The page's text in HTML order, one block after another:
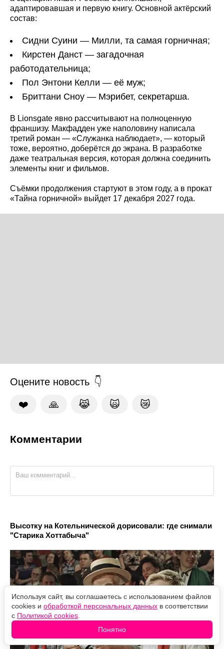
адаптировавшая и первую книгу. Основной актёрский
состав:
Сидни Суини — Милли, та самая горничная;
Кирстен Данст — загадочная
работодательница;
Пол Энтони Келли — её муж;
Бриттани Сноу — Мэрибет, секретарша.
В Lionsgate явно рассчитывают на полноценную
франшизу. Макфадден уже наполовину написала
третий роман — «Служанка наблюдает», — который
тоже, вероятно, доберётся до экрана. В разработке
даже театральная версия, которая должна соединить
элементы книг и фильмов.
Съёмки продолжения стартуют в этом году, а в прокат
«Тайна горничной» выйдет 17 декабря 2027 года.
Оцените новость
❤️ 🙏 😹 🙀 😿
Комментарии
Высотку на Котельнической дорисовали: где снимали
"Старика Хоттабыча"
Используя сайт, вы соглашаетесь с использованием файлов
cookies и обработкой персональных данных в соответствии
с Политикой cookies
Понятно